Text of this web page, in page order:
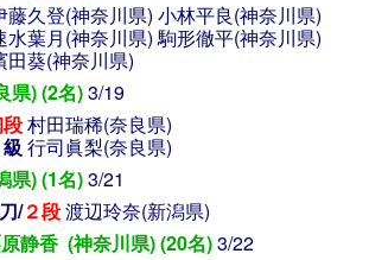
藤久登(神奈川県) 小林平良(神奈川県)
水葉月(神奈川県) 駒形徹平(神奈川県)
田葵(神奈川県)
県) (2名)3/19
村田瑞稀(奈良県)
行司眞梨(奈良県)
県) (1名)3/21
/２段渡辺玲奈(新潟県)
静香 (神奈川県) (20名)3/22